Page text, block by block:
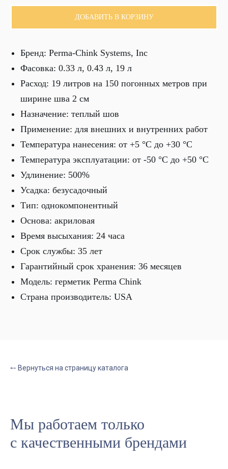
ДОБАВИТЬ В КОРЗИНУ
Бренд: Perma-Chink Systems, Inc
Фасовка: 0.33 л, 0.43 л, 19 л
Расход: 19 литров на 150 погонных метров при
ширине шва 2 см
Назначение: теплый шов
Применение: для внешних и внутренних работ
Температура нанесения: от +5 °С до +30 °С
Температура эксплуатации: от -50 °С до +50 °С
Удлинение: 500%
Усадка: безусадочный
Тип: однокомпонентный
Основа: акриловая
Время высыхания: 24 часа
Срок службы: 35 лет
Гарантийный срок хранения: 36 месяцев
Модель: герметик Perma Chink
Страна производитель: USA
⤌ Вернуться на страницу каталога
Мы работаем только
с качественными брендами